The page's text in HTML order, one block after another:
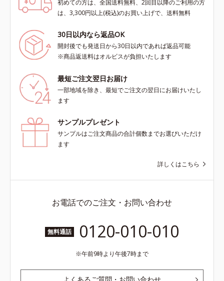
初めての方は、全国送料無料、2回目以降のご利用の方
は、3,300円以上(税込)のお買い上げで、送料無料
30日以内なら返品OK
開封後でも発送日から30日以内であれば返品可能
※商品返送料はオルビスが負担いたします
最短ご注文翌日お届け
一部地域を除き、最短でご注文の翌日にお届けいたし
ます
サンプルプレゼント
サンプルはご注文商品の合計個数までお選びいただけ
ます
詳しくはこちら
お電話でのご注文・お問い合わせ
無料通話 0120-010-010
午前9時より午後7時まで